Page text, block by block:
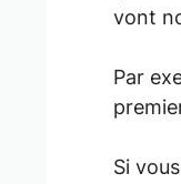
vont
Par
Si